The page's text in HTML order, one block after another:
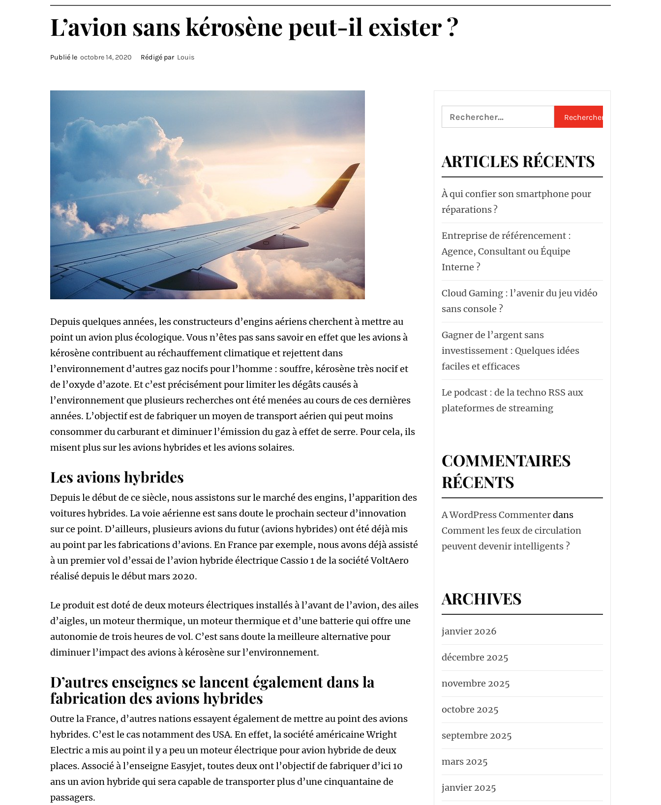
ET INFORMATIQUE
L’avion sans kérosène peut-il exister ?
Publié le octobre 14, 2020 Rédigé par Louis
Depuis quelques années, les constructeurs d’engins aériens cherchent à mettre au
point un avion plus écologique. Vous n’êtes pas sans savoir en effet que les avions à
kérosène contribuent au réchauffement climatique et rejettent dans
l’environnement d’autres gaz nocifs pour l’homme : souffre, kérosène très nocif et
de l’oxyde d’azote. Et c’est précisément pour limiter les dégâts causés à
l’environnement que plusieurs recherches ont été menées au cours de ces dernières
années. L’objectif est de fabriquer un moyen de transport aérien qui peut moins
consommer du carburant et diminuer l’émission du gaz à effet de serre. Pour cela, ils
misent plus sur les avions hybrides et les avions solaires.
Les avions hybrides
Depuis le début de ce siècle, nous assistons sur le marché des engins, l’apparition des
voitures hybrides. La voie aérienne est sans doute le prochain secteur d’innovation
sur ce point. D’ailleurs, plusieurs avions du futur (avions hybrides) ont été déjà mis
au point par les fabrications d’avions. En France par exemple, nous avons déjà assisté
à un premier vol d’essai de l’avion hybride électrique Cassio 1 de la société VoltAero
réalisé depuis le début mars 2020.
Le produit est doté de deux moteurs électriques installés à l’avant de l’avion, des ailes
d’aigles, un moteur thermique, un moteur thermique et d’une batterie qui offre une
autonomie de trois heures de vol. C’est sans doute la meilleure alternative pour
diminuer l’impact des avions à kérosène sur l’environnement.
D’autres enseignes se lancent également dans la
fabrication des avions hybrides
Outre la France, d’autres nations essayent également de mettre au point des avions
hybrides. C’est le cas notamment des USA. En effet, la société américaine Wright
Electric a mis au point il y a peu un moteur électrique pour avion hybride de deux
places. Associé à l’enseigne Easyjet, toutes deux ont l’objectif de fabriquer d’ici 10
ans un avion hybride qui sera capable de transporter plus d’une cinquantaine de
passagers.
Rechercher :
ARTICLES RÉCENTS
À qui confier son smartphone pour
réparations ?
Entreprise de référencement :
Agence, Consultant ou Équipe
Interne ?
Cloud Gaming : l’avenir du jeu vidéo
sans console ?
Gagner de l’argent sans
investissement : Quelques idées
faciles et efficaces
Le podcast : de la techno RSS aux
plateformes de streaming
COMMENTAIRES
RÉCENTS
A WordPress Commenterdans
Comment les feux de circulation
peuvent devenir intelligents ?
ARCHIVES
janvier 2026
décembre 2025
novembre 2025
octobre 2025
septembre 2025
mars 2025
janvier 2025